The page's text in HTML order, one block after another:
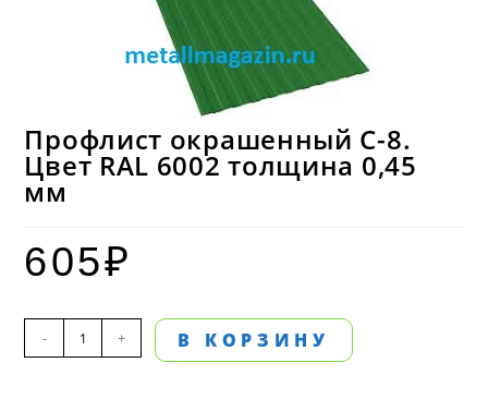
Профлист окрашенный С-8.
Цвет RAL 6002 толщина 0,45
мм
605₽
Количество
товара
- + В КОРЗИНУ